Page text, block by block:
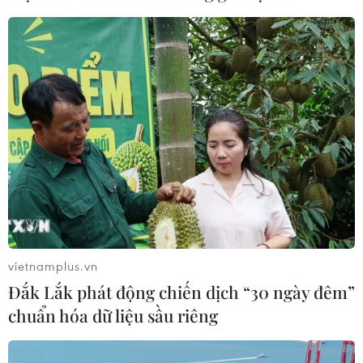
CƠ QUAN CHỦ QUẢN: THÔNG TẤN XÃ VIỆT NAM
Tổng Biên tập: TRẦN TIẾN DUẨN
Phó Tổng Biên tập: NGUYỄN THỊ TÁM, KHÚC THANH
THỦY
Sở hữu trí tuệ
Quy định sử dụng
RSS
Hỗ trợ
Ngôn ngữ
TTXVN
Dịch vụ tin
Quảng cáo
Liên hệ
Giấy phép số: 1374/GP-BTTTT do Bộ Thông tin và Truyền thông
cấp ngày 11/9/2008.
vietnamplus.vn
Đắk Lắk phát động chiến dịch “30 ngày đêm”
chuẩn hóa dữ liệu sầu riêng